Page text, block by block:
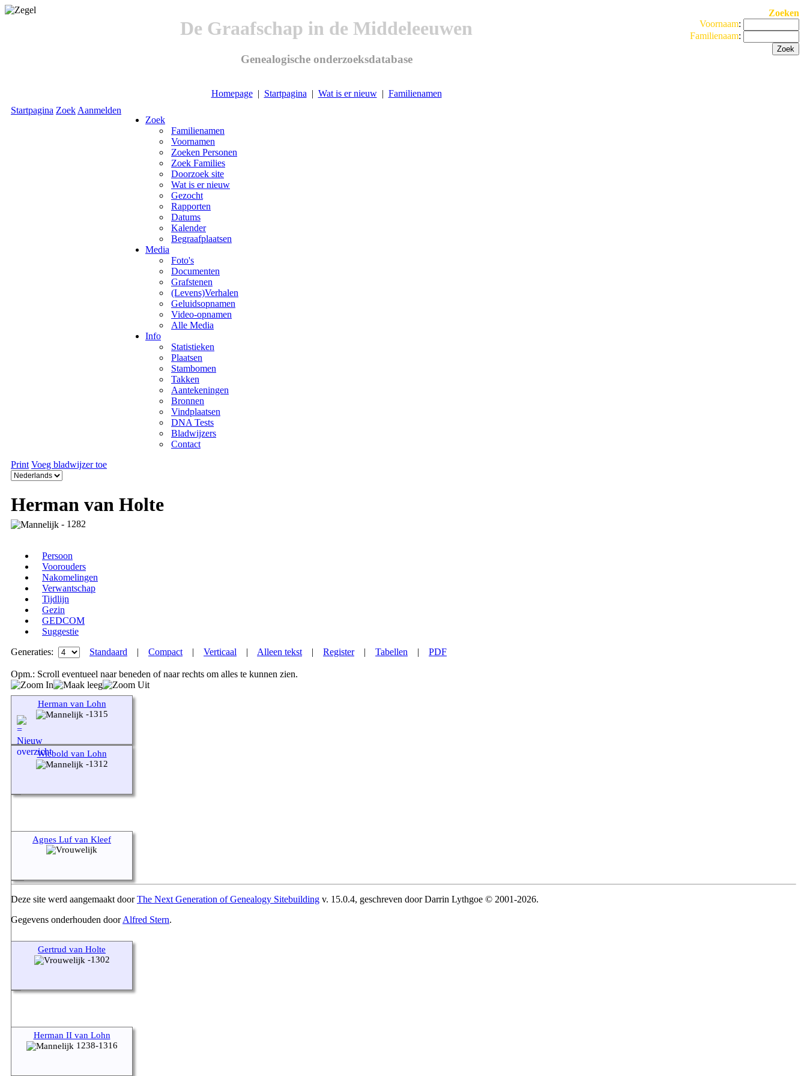
De Graafschap in de Middeleeuwen
Genealogische onderzoeksdatabase
Homepage| Startpagina | Wat is er nieuw| Familienamen
Zoeken
Voornaam:
Familienaam:
Startpagina Zoek Aanmelden
Zoek
Familienamen
Voornamen
Zoeken Personen
Zoek Families
Doorzoek site
Wat is er nieuw
Gezocht
Rapporten
Datums
Kalender
Begraafplaatsen
Media
Foto's
Documenten
Grafstenen
(Levens)Verhalen
Geluidsopnamen
Video-opnamen
Alle Media
Info
Statistieken
Plaatsen
Stambomen
Takken
Aantekeningen
Bronnen
Vindplaatsen
DNA Tests
Bladwijzers
Contact
Print Voeg bladwijzer toe
Herman van Holte
- 1282
Persoon
Voorouders
Nakomelingen
Verwantschap
Tijdlijn
Gezin
GEDCOM
Suggestie
Generaties:
Standaard | Compact| Verticaal | Alleen tekst| Register| Tabellen | PDF
Opm.: Scroll eventueel naar beneden of naar rechts om alles te kunnen zien.
Herman van Lohn
-1315
Wicbold van Lohn
-1312
Agnes Luf van Kleef
Gertrud van Holte
-1302
Herman II van Lohn
1238-1316
Deze site werd aangemaakt doorThe Next Generation of Genealogy Sitebuilding v. 15.0.4, geschreven door Darrin Lythgoe © 2001-2026.
Gegevens onderhouden doorAlfred Stern.